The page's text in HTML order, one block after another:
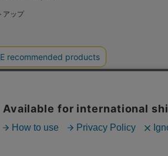
アップ
SHEL’TTER GREEN
RIGHTS RESERVED.